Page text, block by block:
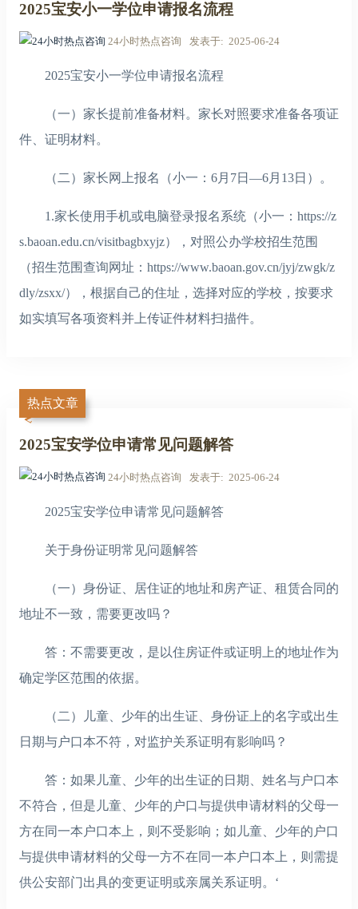
2025宝安小一学位申请报名流程
24小时热点咨询 发表于 2025-06-24
2025宝安小一学位申请报名流程
（一）家长提前准备材料。家长对照要求准备各项证
件、证明材料。
（二）家长网上报名（小一：6月7日—6月13日）。
1.家长使用手机或电脑登录报名系统（小一：https://z
s.baoan.edu.cn/visitbagbxyjz），对照公办学校招生范围
（招生范围查询网址：https://www.baoan.gov.cn/jyj/zwgk/z
dly/zsxx/），根据自己的住址，选择对应的学校，按要求
如实填写各项资料并上传证件材料扫描件。
热点文章
2025宝安学位申请常见问题解答
24小时热点咨询 发表于 2025-06-24
2025宝安学位申请常见问题解答
关于身份证明常见问题解答
（一）身份证、居住证的地址和房产证、租赁合同的
地址不一致，需要更改吗？
答：不需要更改，是以住房证件或证明上的地址作为
确定学区范围的依据。
（二）儿童、少年的出生证、身份证上的名字或出生
日期与户口本不符，对监护关系证明有影响吗？
答：如果儿童、少年的出生证的日期、姓名与户口本
不符合，但是儿童、少年的户口与提供申请材料的父母一
方在同一本户口本上，则不受影响；如儿童、少年的户口
与提供申请材料的父母一方不在同一本户口本上，则需提
供公安部门出具的变更证明或亲属关系证明。‘